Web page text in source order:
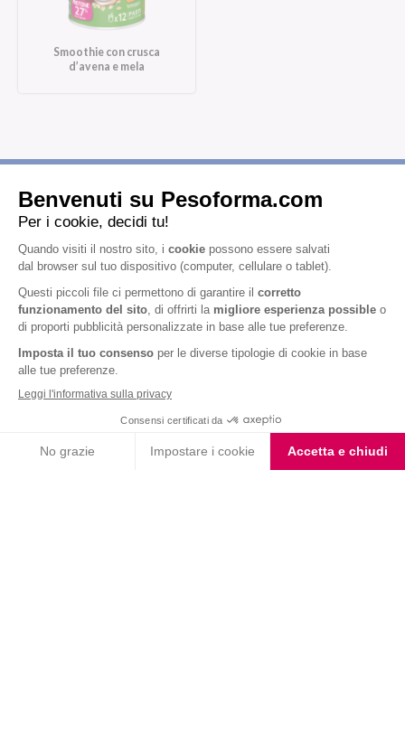
Smoothie con crusca
d’avena e mela
Iscriviti alla newsletter
informativa privacy
, acconsento all'iscrizione alla newsletter
periodica di Nutrition et Santé
Nutrition & Sante' Italia Spa